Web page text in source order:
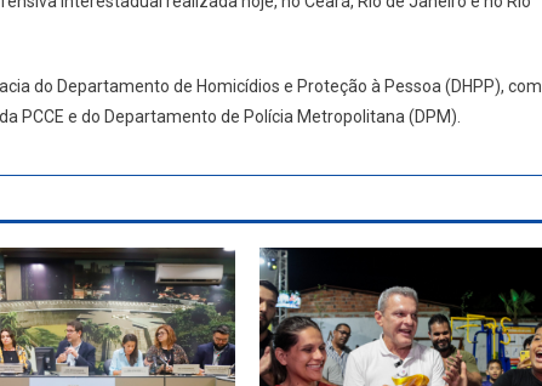
do Departamento de Homicídios e Proteção à Pessoa (DHPP), com
PCCE e do Departamento de Polícia Metropolitana (DPM).